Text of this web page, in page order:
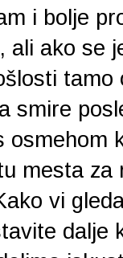
i bolje
ali ako se
tamo
smire
osmehom
mesta
vi
dalje